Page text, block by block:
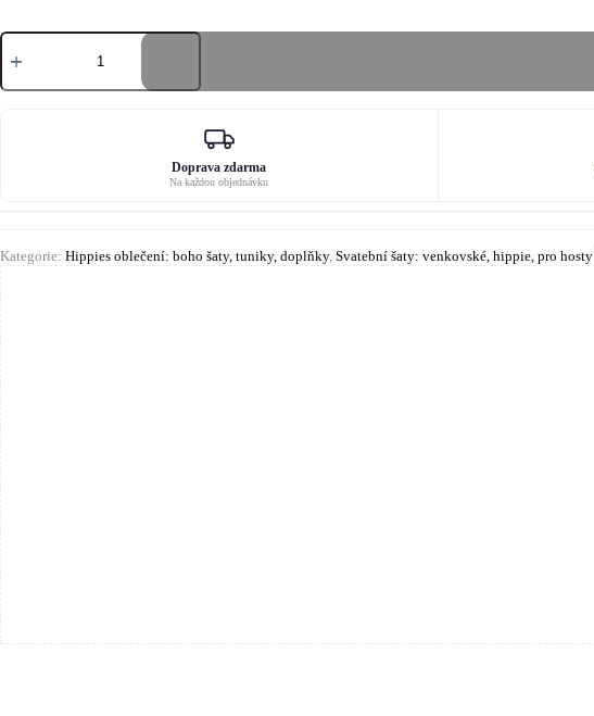
Romantické
Hippie
množství
Doprava zdarma
Na každou objednávku
Kategorie: Hippies oblečení: boho šaty, tuniky, doplňky, Svatební šaty: venkovské, hippie, pro hosty